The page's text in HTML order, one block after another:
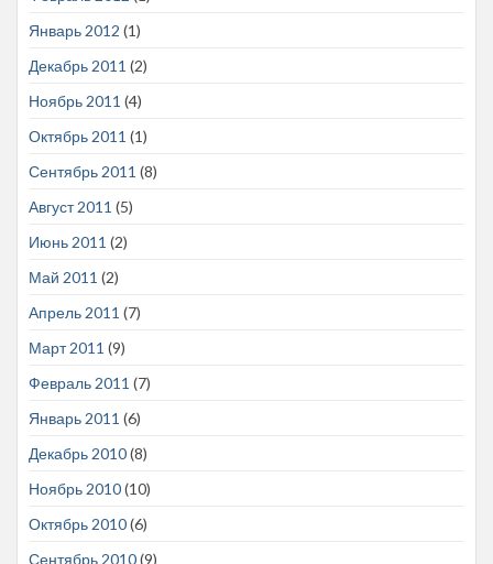
Январь 2012 (1)
Декабрь 2011 (2)
Ноябрь 2011 (4)
Октябрь 2011 (1)
Сентябрь 2011 (8)
Август 2011 (5)
Июнь 2011 (2)
Май 2011 (2)
Апрель 2011 (7)
Март 2011 (9)
Февраль 2011 (7)
Январь 2011 (6)
Декабрь 2010(8)
Ноябрь 2010(10)
Октябрь 2010(6)
Сентябрь 2010(9)